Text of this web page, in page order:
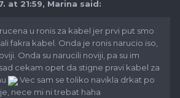
at 21:59, Marina said:
u ronis za kabel jer prvi put smo
fakra kabel. Onda je ronis narucio iso,
Onda su narucili noviji, pa su im
cekam opet da stigne pravi kabel za
Vec sam se toliko navikla drkat po
nece mi ni trebat haha